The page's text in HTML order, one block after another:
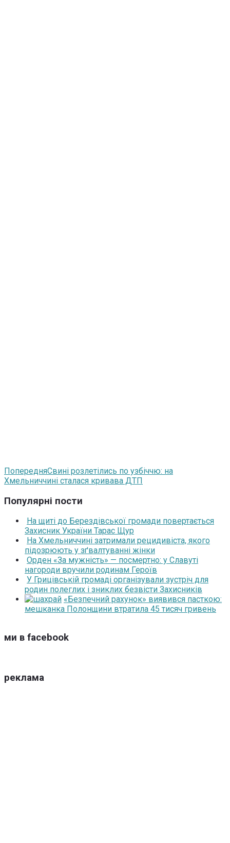
ПопередняСвині розлетілись по узбіччю: на
Хмельниччині сталася кривава ДТП
Популярні пости
На щиті до Берездівської громади повертається
Захисник України Тарас Щур
На Хмельниччині затримали рецидивіста, якого
підозрюють у зґвалтуванні жінки
Орден «За мужність» — посмертно: у Славуті
нагороди вручили родинам Героїв
У Грицівській громаді організували зустріч для
родин полеглих і зниклих безвісти Захисників
«Безпечний рахунок» виявився пасткою:
мешканка Полонщини втратила 45 тисяч гривень
ми в facebook
реклама